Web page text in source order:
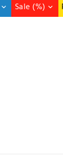
Sale (%)